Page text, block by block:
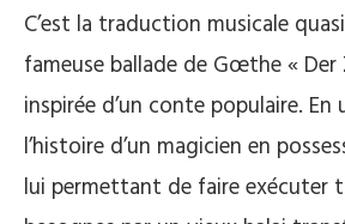
C’est la traduction musicale
fameuse ballade de Gœthe « Der
inspirée d’un conte populaire. En
l’histoire d’un magicien en
lui permettant de faire exécuter